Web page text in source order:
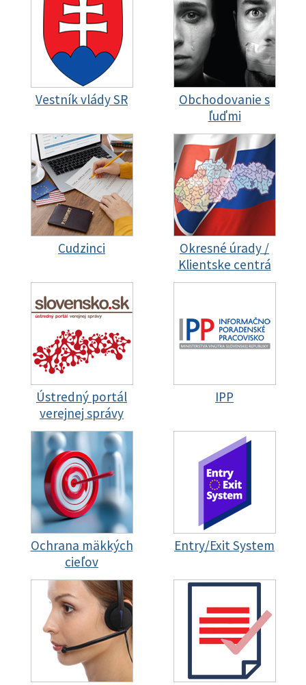
Vestník vlády SR
Obchodovanie s
ľuďmi
Cudzinci
Okresné úrady /
Klientske centrá
Ústredný portál
verejnej správy
IPP
Ochrana mäkkých
cieľov
Entry/Exit System